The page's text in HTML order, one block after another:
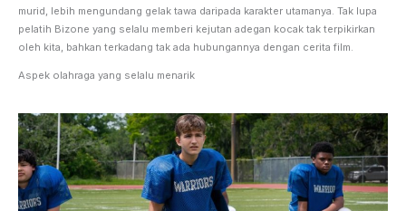
murid, lebih mengundang gelak tawa daripada karakter utamanya. Tak lupa
pelatih Bizone yang selalu memberi kejutan adegan kocak tak terpikirkan
oleh kita, bahkan terkadang tak ada hubungannya dengan cerita film.
Aspek olahraga yang selalu menarik